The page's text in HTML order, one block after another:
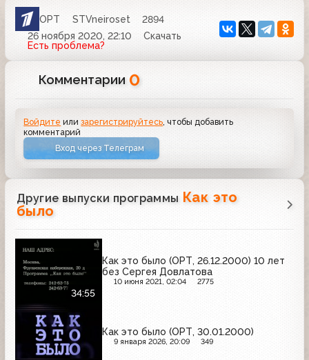
ОРТ STVneiroset
2894
26 ноября 2020, 22:10
Скачать
Есть проблема?
Комментарии 0
Войдите илизарегистрируйтесь, чтобы добавить
комментарий
Вход через Телеграм
Другие выпуски программы Как это
было
34:55
Как это было (ОРТ, 26.12.2000) 10 лет
без Сергея Довлатова
10 июня 2021, 02:04 2775
Как это было (ОРТ, 30.01.2000)
9 января 2026, 20:09 349